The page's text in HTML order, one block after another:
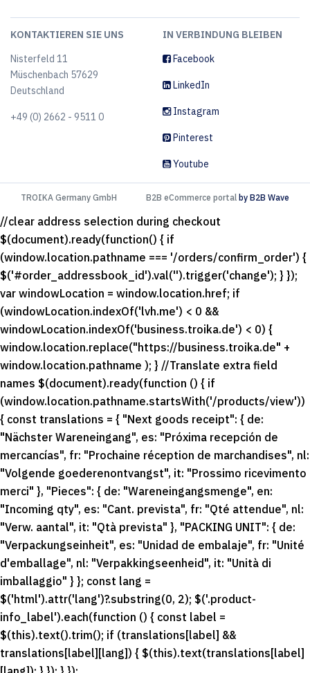
KONTAKTIEREN SIE UNS
Nisterfeld 11
Müschenbach 57629
Deutschland
+49 (0) 2662 - 9511 0
IN VERBINDUNG BLEIBEN
Facebook
LinkedIn
Instagram
Pinterest
Youtube
TROIKA Germany GmbH B2B eCommerce portal by B2B Wave
//clear address selection during checkout
$(document).ready(function() { if
(window.location.pathname === '/orders/confirm_order') {
$('#order_addressbook_id').val('').trigger('change'); } });
var windowLocation = window.location.href; if
(windowLocation.indexOf('lvh.me') < 0 &&
windowLocation.indexOf('business.troika.de') < 0) {
window.location.replace("https://business.troika.de" +
window.location.pathname ); } //Translate extra field
names $(document).ready(function () { if
(window.location.pathname.startsWith('/products/view'))
{ const translations = { "Next goods receipt": { de:
"Nächster Wareneingang", es: "Próxima recepción de
mercancías", fr: "Prochaine réception de marchandises", nl:
"Volgende goederenontvangst", it: "Prossimo ricevimento
merci" }, "Pieces": { de: "Wareneingangsmenge", en:
"Incoming qty", es: "Cant. prevista", fr: "Qté attendue", nl:
"Verw. aantal", it: "Qtà prevista" }, "PACKING UNIT": { de:
"Verpackungseinheit", es: "Unidad de embalaje", fr: "Unité
d'emballage", nl: "Verpakkingseenheid", it: "Unità di
imballaggio" } }; const lang =
$('html').attr('lang')?.substring(0, 2); $('.product-
info_label').each(function () { const label =
$(this).text().trim(); if (translations[label] &&
translations[label][lang]) { $(this).text(translations[label]